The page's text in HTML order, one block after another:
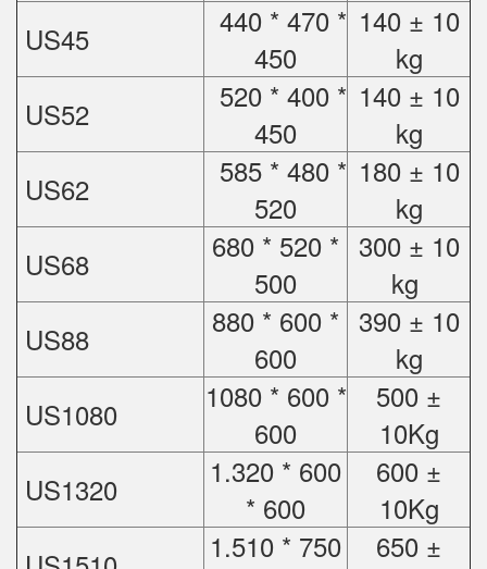
US45
440 * 470 *
450
140 ± 10
kg
US52
520 * 400 *
450
140 ± 10
kg
US62
585 * 480 *
520
180 ± 10
kg
US68
680 * 520 *
500
300 ± 10
kg
US88
880 * 600 *
600
390 ± 10
kg
US1080
1080 * 600 *
600
500 ±
10Kg
US1320
1.320 * 600
* 600
600 ±
10Kg
1.510 * 750
650 ±